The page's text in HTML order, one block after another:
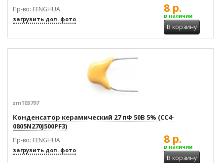
Пр-во: FENGHUA
загрузить доп. фото
8 р.
в наличии
В корзину
zm103797
Конденсатор керамический 27 пФ 50В 5% (CC4-
0805N270J500PF3)
Пр-во: FENGHUA
загрузить доп. фото
8 р.
в наличии
В корзину